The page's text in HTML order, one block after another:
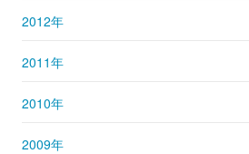
2012年
2011年
2010年
2009年